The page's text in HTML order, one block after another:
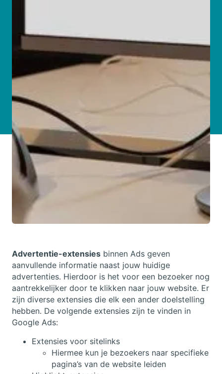
Advertentie-extensies binnen Ads geven
aanvullende informatie naast jouw huidige
advertenties. Hierdoor is het voor een bezoeker nog
aantrekkelijker door te klikken naar jouw website. Er
zijn diverse extensies die elk een ander doelstelling
hebben. De volgende extensies zijn te vinden in
Google Ads:
Extensies voor sitelinks
Hiermee kun je bezoekers naar specifieke
pagina’s van de website leiden